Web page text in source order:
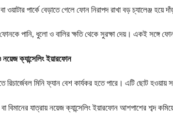
পার্কে বেড়াতে গেলে ফোন নিরাপদ রাখা বড় চ্যালেঞ্জ হয়ে
পানি, ধুলো ও বালির ক্ষতি থেকে সুরক্ষা দেয়। একই সঙ্গে
ক্যান্সেলিং ইয়ারফোন
রিচার্জেবল মিনি ফ্যান বেশ কার্যকর হতে পারে। এটি ছোট হওয়ায়
বা বিমানের যাত্রায় নয়েজ ক্যান্সেলিং ইয়ারফোন আশপাশের শব্দ